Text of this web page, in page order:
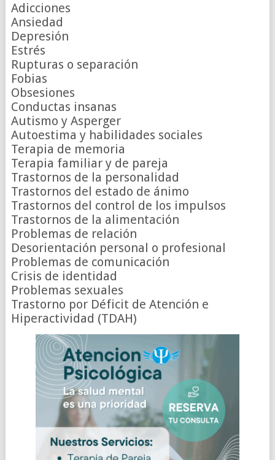
Adicciones
Ansiedad
Depresión
Estrés
Rupturas o separación
Fobias
Obsesiones
Conductas insanas
Autismo y Asperger
Autoestima y habilidades sociales
Terapia de memoria
Terapia familiar y de pareja
Trastornos de la personalidad
Trastornos del estado de ánimo
Trastornos del control de los impulsos
Trastornos de la alimentación
Problemas de relación
Desorientación personal o profesional
Problemas de comunicación
Crisis de identidad
Problemas sexuales
Trastorno por Déficit de Atención e
Hiperactividad (TDAH)